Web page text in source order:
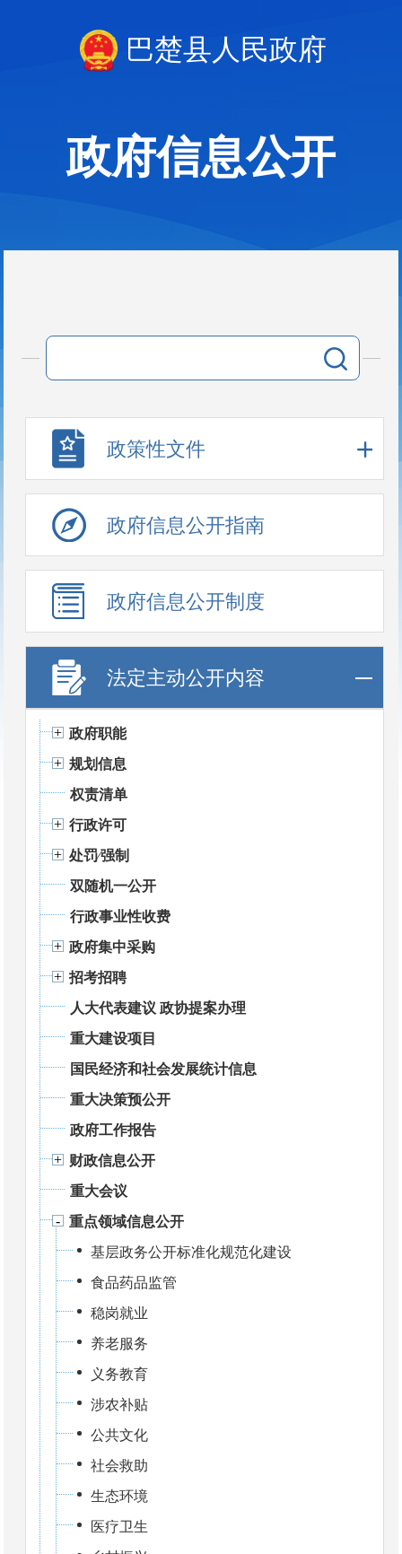
巴楚县人民政府
政府信息公开
政策性文件
政府信息公开指南
政府信息公开制度
法定主动公开内容
政府职能
规划信息
权责清单
行政许可
处罚⁄强制
双随机一公开
行政事业性收费
政府集中采购
招考招聘
人大代表建议 政协提案办理
重大建设项目
国民经济和社会发展统计信息
重大决策预公开
政府工作报告
财政信息公开
重大会议
重点领域信息公开
基层政务公开标准化规范化建设
食品药品监管
稳岗就业
养老服务
义务教育
涉农补贴
公共文化
社会救助
生态环境
医疗卫生